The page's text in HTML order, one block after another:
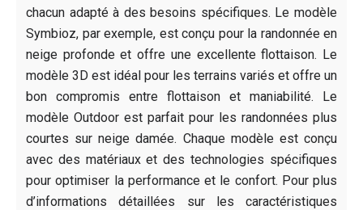
chacun adapté à des besoins spécifiques. Le modèle
Symbioz, par exemple, est conçu pour la randonnée en
neige profonde et offre une excellente flottaison. Le
modèle 3D est idéal pour les terrains variés et offre un
bon compromis entre flottaison et maniabilité. Le
modèle Outdoor est parfait pour les randonnées plus
courtes sur neige damée. Chaque modèle est conçu
avec des matériaux et des technologies spécifiques
pour optimiser la performance et le confort. Pour plus
d’informations détaillées sur les caractéristiques